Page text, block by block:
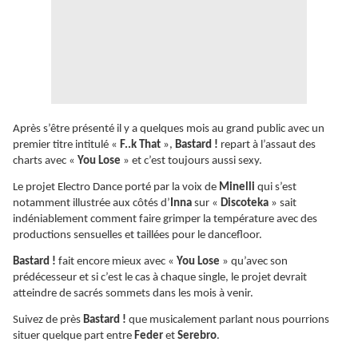
Après s’être présenté il y a quelques mois au grand public avec un
premier titre intitulé « F..k That », Bastard ! repart à l’assaut des
charts avec « You Lose » et c’est toujours aussi sexy.
Le projet Electro Dance porté par la voix de Minelli qui s’est
notamment illustrée aux côtés d’Inna sur « Discoteka » sait
indéniablement comment faire grimper la température avec des
productions sensuelles et taillées pour le dancefloor.
Bastard ! fait encore mieux avec « You Lose » qu’avec son
prédécesseur et si c’est le cas à chaque single, le projet devrait
atteindre de sacrés sommets dans les mois à venir.
Suivez de près Bastard ! que musicalement parlant nous pourrions
situer quelque part entre Feder et Serebro.